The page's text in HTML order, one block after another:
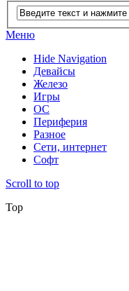
Меню
Hide Navigation
Девайсы
Железо
Игры
ОС
Периферия
Разное
Сети, интернет
Софт
Scroll to top
Top